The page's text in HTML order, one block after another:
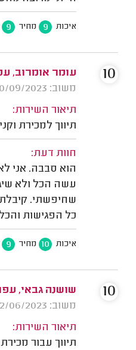
איכות 9 מחיר 9
עומר אומרוב,
משוב: 30/09/2023
תיאור השירות:
תיווך למכירת
חוות דעת:
הוא סבבה. אני
עשה הכל ולא
שחיפשתי.
כל הפגישות
איכות 10 מחיר 9
10
שושנה גבאי,
משוב: 02/06/2023
תיאור השירות:
תיווך עבור
10